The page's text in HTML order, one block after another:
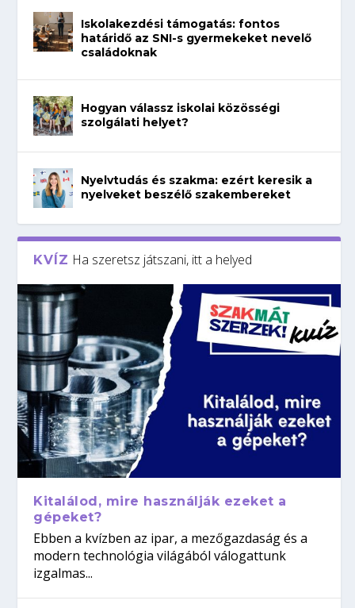
Iskolakezdési támogatás: fontos
határidő az SNI-s gyermekeket nevelő
családoknak
Hogyan válassz iskolai közösségi
szolgálati helyet?
Nyelvtudás és szakma: ezért keresik a
nyelveket beszélő szakembereket
KVÍZ Ha szeretsz játszani, itt a helyed
Kitalálod, mire használják ezeket a
gépeket?
Ebben a kvízben az ipar, a mezőgazdaság és a
modern technológia világából válogattunk
izgalmas...